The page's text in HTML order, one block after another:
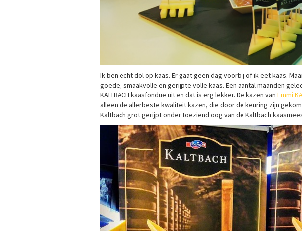
Ik ben echt dol op kaas. Er gaat geen dag voorbij of ik eet kaas.
goede, smaakvolle en gerijpte volle kaas. Een aantal maanden
KALTBACH kaasfondue uit en dat is erg lekker. De kazen van Emmi
alleen de allerbeste kwaliteit kazen, die door de keuring zijn
Kaltbach grot gerijpt onder toeziend oog van de Kaltbach